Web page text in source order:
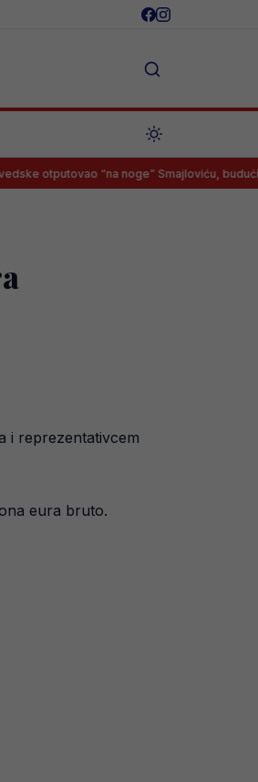
“na noge” Smajloviću, budući Zmaj imao
i reprezentativcem
eura bruto.